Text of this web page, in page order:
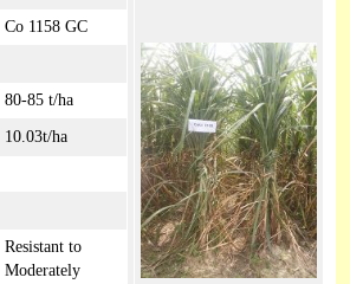
Co 1158 GC
80-85 t/ha
10.03t/ha
Resistant to
Moderately